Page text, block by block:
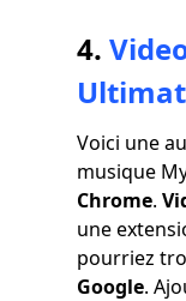
4.
Voici une
musique
Chrome.
une
pourriez
Google.